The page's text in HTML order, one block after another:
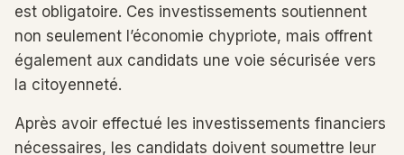
est obligatoire. Ces investissements soutiennent
non seulement l’économie chypriote, mais offrent
également aux candidats une voie sécurisée vers
la citoyenneté.
Après avoir effectué les investissements financiers
nécessaires, les candidats doivent soumettre leur